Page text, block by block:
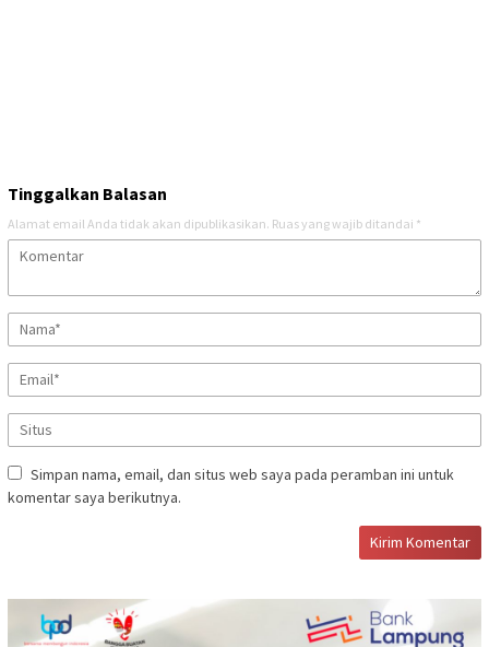
Tinggalkan Balasan
Alamat email Anda tidak akan dipublikasikan. Ruas yang wajib ditandai *
Simpan nama, email, dan situs web saya pada peramban ini untuk
komentar saya berikutnya.